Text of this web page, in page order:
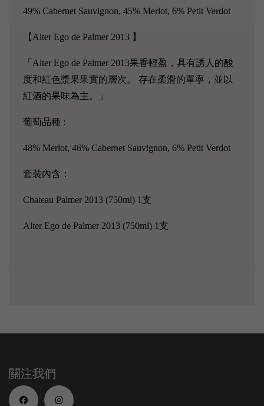
49% Cabernet Sauvignon, 45% Merlot, 6% Petit Verdot
【Alter Ego de Palmer 2013 】
「Alter Ego de Palmer 2013果香輕盈，具有誘人的酸
度和紅色漿果果實的層次。 存在柔滑的單寧，並以
紅酒的果味為主。」
葡萄品種 :
48% Merlot, 46% Cabernet Sauvignon, 6% Petit Verdot
套裝內含：
Chateau Palmer 2013 (750ml) 1支
Alter Ego de Palmer 2013 (750ml) 1支
關注我們